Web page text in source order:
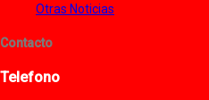
Otras Noticias
Contacto
Telefono